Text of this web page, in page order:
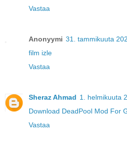
Vastaa
Anonyymi 31. tammikuuta
film izle
Vastaa
Sheraz Ahmad 1. helmikuuta
Download DeadPool Mod For
Vastaa